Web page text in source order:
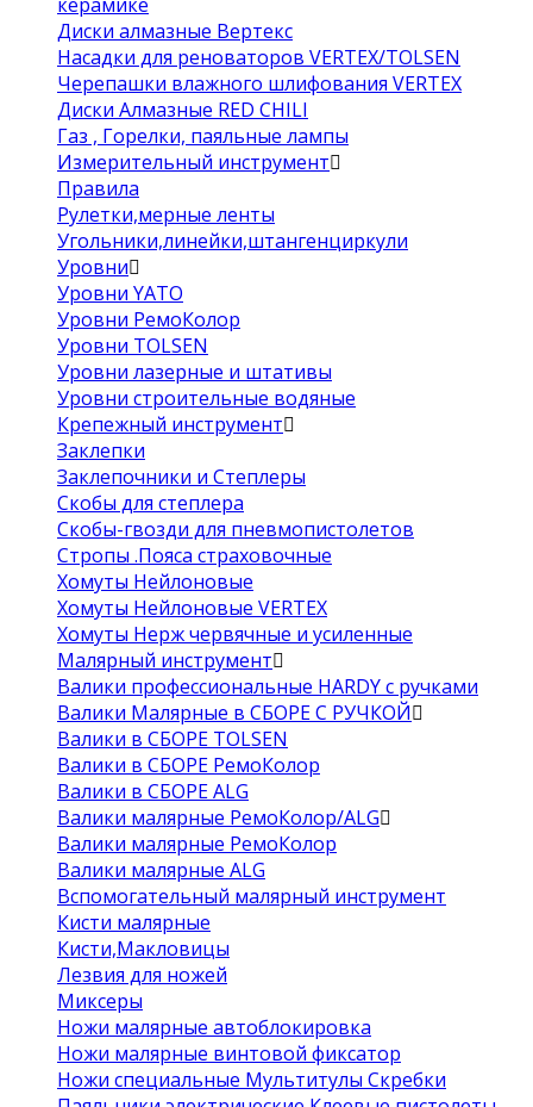
Диски алмазные Вертекс
Насадки для реноваторов VERTEX/TOLSEN
Черепашки влажного шлифования VERTEX
Диски Алмазные RED CHILI
Газ , Горелки, паяльные лампы
Измерительный инструмент
Правила
Рулетки,мерные ленты
Угольники,линейки,штангенциркули
Уровни
Уровни YATO
Уровни РемоКолор
Уровни TOLSEN
Уровни лазерные и штативы
Уровни строительные водяные
Крепежный инструмент
Заклепки
Заклепочники и Степлеры
Скобы для степлера
Скобы-гвозди для пневмопистолетов
Стропы .Пояса страховочные
Хомуты Нейлоновые
Хомуты Нейлоновые VERTEX
Хомуты Нерж червячные и усиленные
Малярный инструмент
Валики профессиональные HARDY с ручками
Валики Малярные в СБОРЕ С РУЧКОЙ
Валики в СБОРЕ TOLSEN
Валики в СБОРЕ РемоКолор
Валики в СБОРЕ ALG
Валики малярные РемоКолор/ALG
Валики малярные РемоКолор
Валики малярные ALG
Вспомогательный малярный инструмент
Кисти малярные
Кисти,Макловицы
Лезвия для ножей
Миксеры
Ножи малярные автоблокировка
Ножи малярные винтовой фиксатор
Ножи специальные Мультитулы Скребки